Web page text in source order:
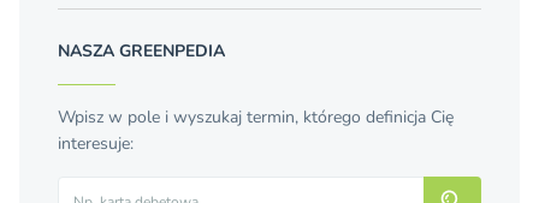
NASZA GREENPEDIA
Wpisz w pole i wyszukaj termin, którego definicja Cię
interesuje: